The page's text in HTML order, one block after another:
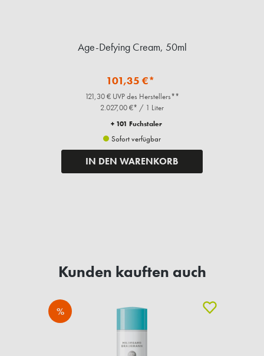
Age-Defying Cream, 50ml
101,35 €*
121,30 € UVP des Herstellers**
2.027,00 €* / 1 Liter
+ 101 Fuchstaler
Sofort verfügbar
IN DEN WARENKORB
Kunden kauften auch
%